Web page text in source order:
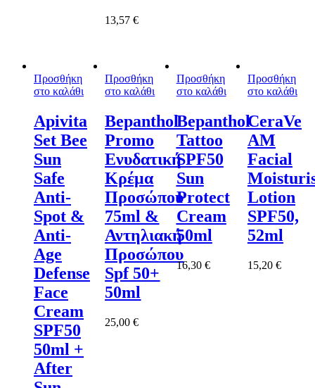
13,57€
Προσθήκη
στο καλάθι
Apivita
Set Bee
Sun
Safe
Anti-
Spot &
Anti-
Age
Defense
Face
Cream
SPF50
50ml +
After
Προσθήκη
στο καλάθι
Bepanthol
Promo
Ενυδατική
Κρέμα
Προσώπου
75ml &
Αντηλιακή
Προσώπου
Spf 50+
50ml
25,00€
Προσθήκη
στο καλάθι
Bepanthol
Tattoo
SPF50
Sun
Protect
Cream
50ml
16,30 €
Προσθήκη
στο καλάθι
CeraVe
AM
Facial
Lotion
SPF50,
52ml
15,20 €